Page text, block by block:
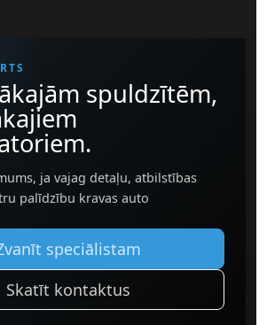
spuldzītēm,
ja vajag detaļu, atbilstības
palīdzību kravas auto
speciālistam
Skatīt kontaktus